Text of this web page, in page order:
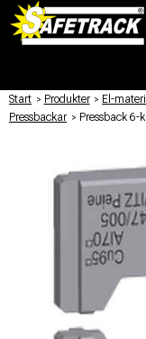
Start / Produkter / El-
Pressbackar / Pressback